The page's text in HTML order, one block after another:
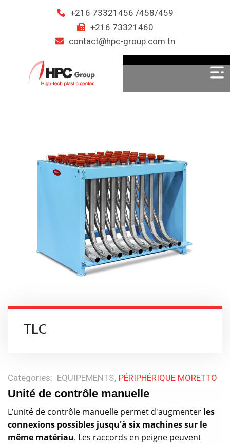
+216 73321456 /458/459
+216 73321460
contact@hpc-group.com.tn
TLC
Categories: EQUIPEMENTS PÉRIPHÉRIQUE MORETTO
Unité de contrôle manuelle
L’unité de contrôle manuelle permet d'augmenter les
connexions possibles jusqu'à six machines sur le
même matériau. Les raccords en peigne peuvent